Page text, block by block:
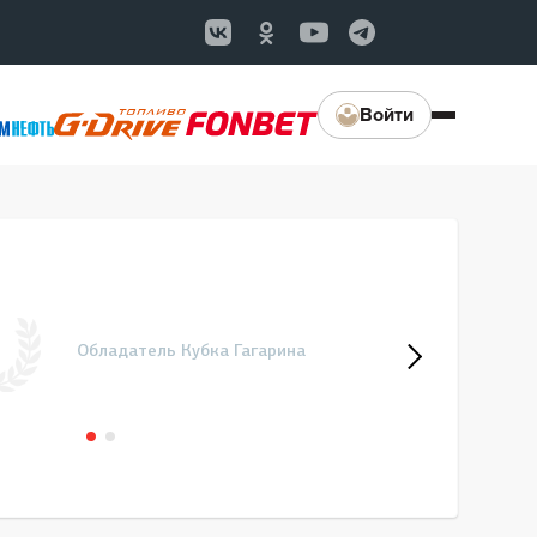
Войти
Обладатель Кубка Гагарина